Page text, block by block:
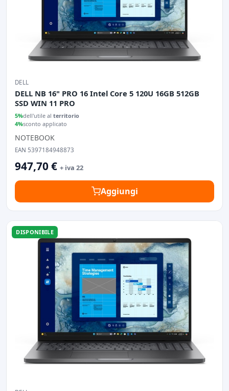
DELL
DELL NB 16" PRO 16 Intel Core 5 120U 16GB 512GB
SSD WIN 11 PRO
5%dell'utile al territorio
4%sconto applicato
NOTEBOOK
EAN 5397184948873
947,70 € + iva 22
Aggiungi
DISPONIBILE